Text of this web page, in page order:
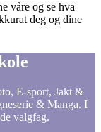
våre og se hva
deg og dine
E-sport, Jakt &
& Manga. I
valgfag.